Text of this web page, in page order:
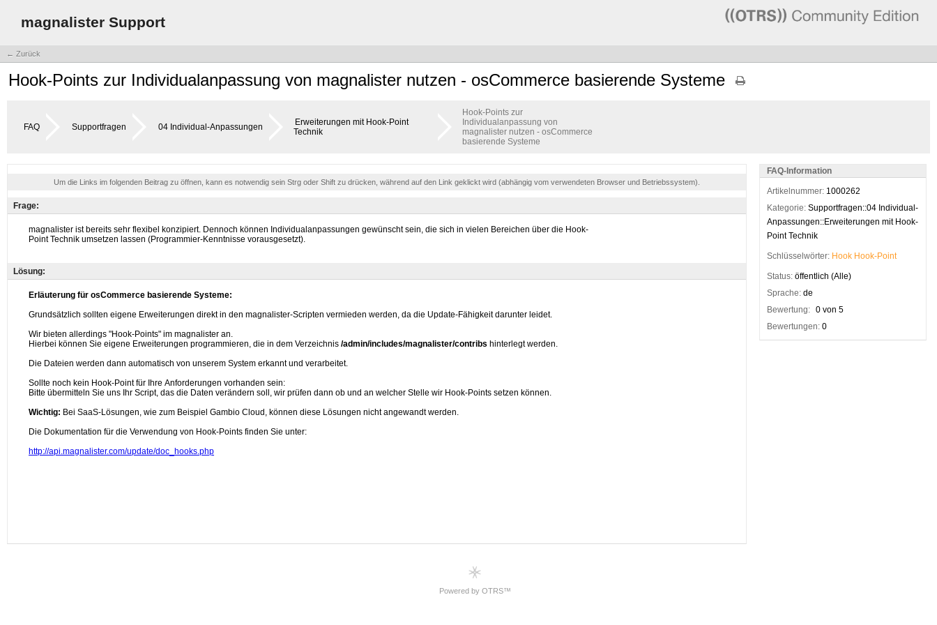
magnalister Support
← Zurück
Hook-Points zur Individualanpassung von magnalister nutzen - osCommerce basierende Systeme
FAQ Supportfragen 04 Individual-Anpassungen
Erweiterungen mit Hook-Point
Technik
Hook-Points zur
Individualanpassung von
magnalister nutzen - osCommerce
basierende Systeme
Um die Links im folgenden Beitrag zu öffnen, kann es notwendig sein Strg oder Shift zu drücken, während auf den Link geklickt wird (abhängig vom verwendeten Browser und Betriebssystem).
Frage:
Lösung:
FAQ-Information
Artikelnummer: 1000262
Kategorie: Supportfragen::04 Individual-
Anpassungen::Erweiterungen mit Hook-
Point Technik
Schlüsselwörter: Hook Hook-Point
Status: öffentlich (Alle)
Sprache: de
Bewertung: 0 von 5
Bewertungen: 0
Powered by OTRS™